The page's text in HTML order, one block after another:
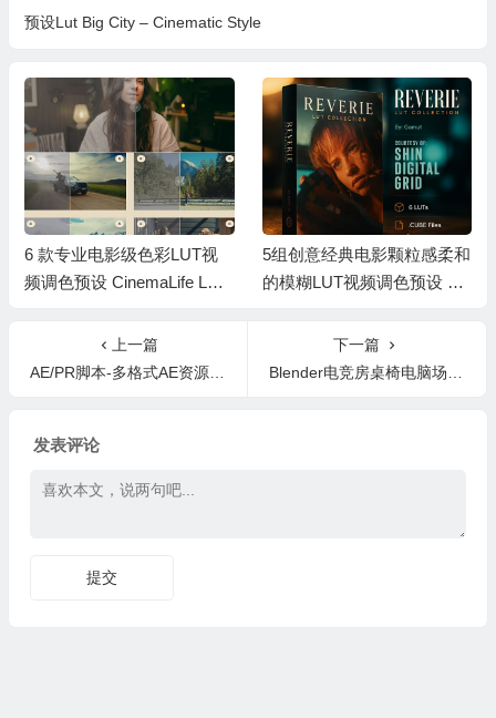
预设Lut Big City – Cinematic Style
6 款专业电影级色彩LUT视
频调色预设 CinemaLife LUT
ng for Video
5组创意经典电影颗粒感柔和
的模糊LUT视频调色预设 Re
上一篇
AE/PR脚本-多格式AE资源媒体管理预览应用工具 AEViewer 2 Pro V2.2.3
下一篇
Blender电竞房桌椅电脑场景3D模型资产 Esport Gaming Collection 01
发表评论